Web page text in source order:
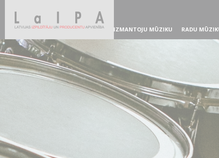
IZMANTOJU MŪZIKU RADU